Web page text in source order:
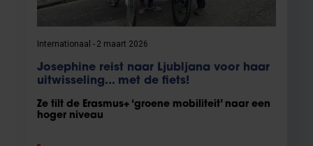
Internationaal 2 maart 2026
Josephine reist naar Ljubljana voor haar
uitwisseling... met de fiets!
Ze tilt de Erasmus+ ‘groene mobiliteit’ naar een
hoger niveau